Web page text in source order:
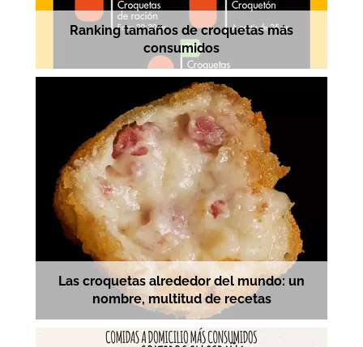
Ranking tamaños de croquetas más
consumidos
Las croquetas alrededor del mundo: un
nombre, multitud de recetas